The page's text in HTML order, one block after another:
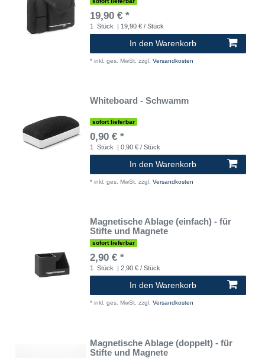
19,90 € *
1 Stück | 19,90 € / Stück
In den Warenkorb
* inkl. ges. MwSt. zzgl. Versandkosten
Whiteboard - Schwamm
sofort lieferbar
0,90 € *
1 Stück | 0,90 € / Stück
In den Warenkorb
* inkl. ges. MwSt. zzgl. Versandkosten
Magnetische Ablage (einfach) - für
Stifte und Magnete
sofort lieferbar
2,90 € *
1 Stück | 2,90 € / Stück
In den Warenkorb
* inkl. ges. MwSt. zzgl. Versandkosten
Magnetische Ablage (doppelt) - für
Stifte und Magnete